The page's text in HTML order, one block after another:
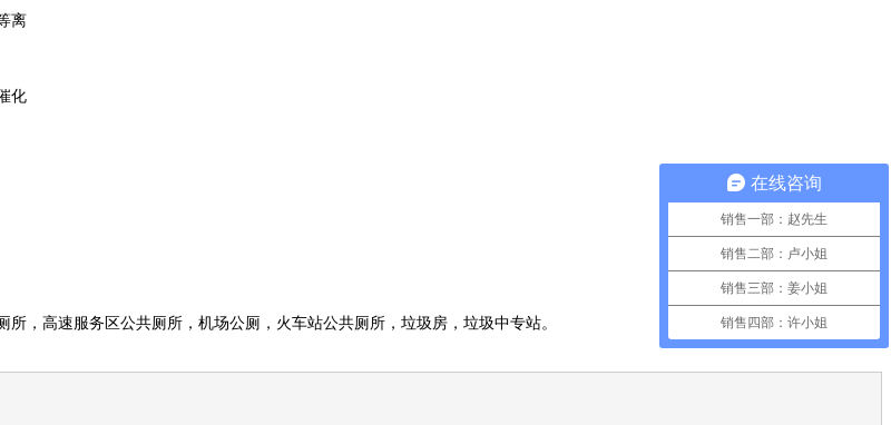
离
化
高速服务区公共厕所，机场公厕，火车站公共厕所，垃圾房，垃圾中专站。
在线咨询
销售一部：赵先生
销售二部：卢小姐
销售三部：姜小姐
销售四部：许小姐